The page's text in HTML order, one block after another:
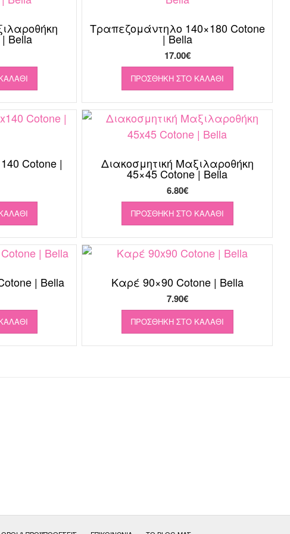
Bella
Τραπεζομάντηλο 140×180 Cotone
| Bella
17.00€
ΠΡΟΣΘΉΚΗ ΣΤΟ ΚΑΛΆΘΙ
Cotone | Διακοσμητική Μαξιλαροθήκη
45×45 Cotone | Bella
6.80€
ΠΡΟΣΘΉΚΗ ΣΤΟ ΚΑΛΆΘΙ
| Bella Καρέ 90×90 Cotone | Bella
7.90€
ΠΡΟΣΘΉΚΗ ΣΤΟ ΚΑΛΆΘΙ